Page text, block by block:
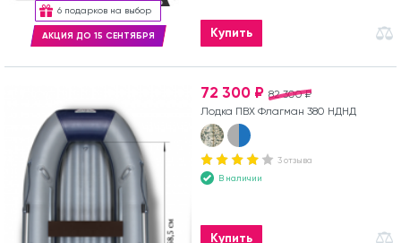
6 подарков на выбор
АКЦИЯ ДО 15 СЕНТЯБРЯ Купить
82 300 ₽
72 300 ₽
Лодка ПВХ Флагман 380 НДНД
3 отзыва
В наличии
Купить